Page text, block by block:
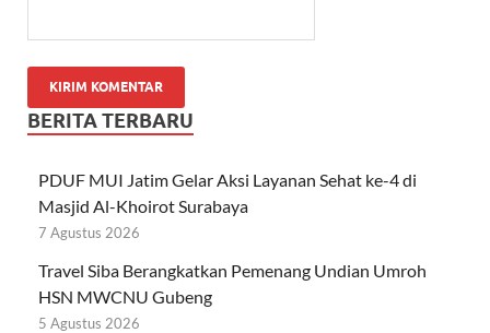
BERITA TERBARU
PDUF MUI Jatim Gelar Aksi Layanan Sehat ke-4 di
Masjid Al-Khoirot Surabaya
7 Agustus 2026
Travel Siba Berangkatkan Pemenang Undian Umroh
HSN MWCNU Gubeng
5 Agustus 2026